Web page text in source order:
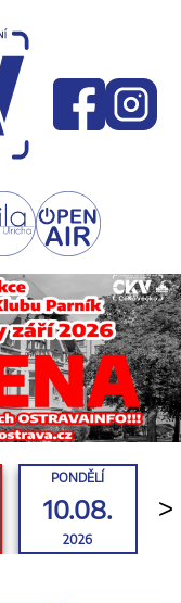
PONDĚLÍ
10.08.
2026
>